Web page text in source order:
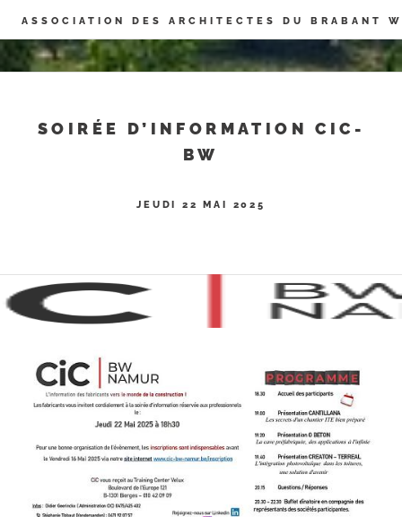
Panneau de gestion des cookies
ASSOCIATION DES ARCHITECTES DU BRABANT
SOIRÉE D’INFORMATION CIC-
BW
JEUDI 22 MAI 2025